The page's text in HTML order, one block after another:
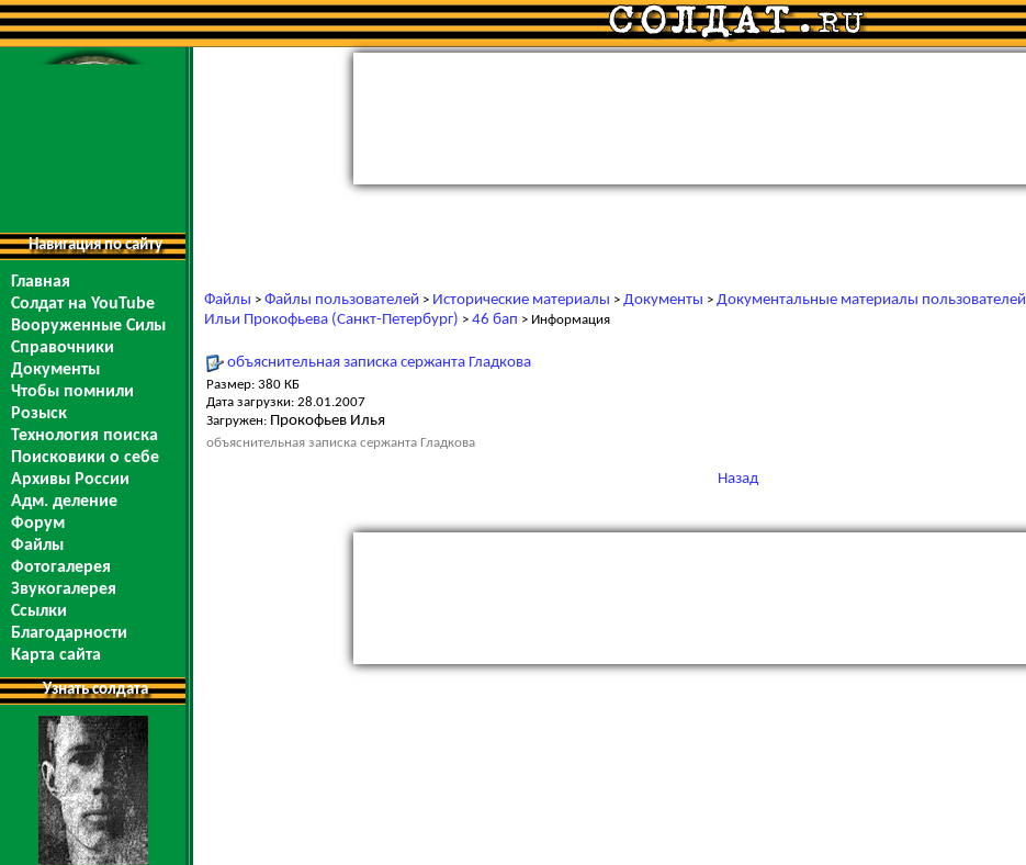
Навигация по сайту
Главная
Солдат на YouTube
Вооруженные Силы
Справочники
Документы
Чтобы помнили
Розыск
Технология поиска
Поисковики о себе
Архивы России
Адм. деление
Форум
Файлы
Фотогалерея
Звукогалерея
Ссылки
Благодарности
Карта сайта
Узнать солдата
Файлы > Файлы пользователей > Исторические материалы > Документы > Документальные материалы пользователей
Ильи Прокофьева (Санкт-Петербург) > 46 бап > Информация
объяснительная записка сержанта Гладкова
Размер: 380 КБ
Дата загрузки: 28.01.2007
Загружен: Прокофьев Илья
объяснительная записка сержанта Гладкова
Назад